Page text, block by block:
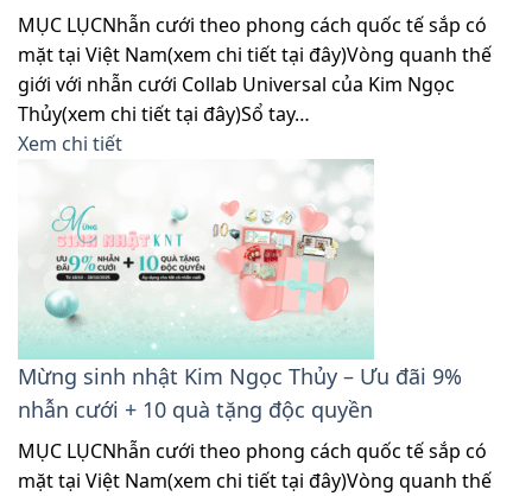
MỤC LỤCNhẫn cưới theo phong cách quốc tế sắp có
mặt tại Việt Nam(xem chi tiết tại đây)Vòng quanh thế
giới với nhẫn cưới Collab Universal của Kim Ngọc
Thủy(xem chi tiết tại đây)Sổ tay…
Xem chi tiết
Mừng sinh nhật Kim Ngọc Thủy – Ưu đãi 9%
nhẫn cưới + 10 quà tặng độc quyền
MỤC LỤCNhẫn cưới theo phong cách quốc tế sắp có
mặt tại Việt Nam(xem chi tiết tại đây)Vòng quanh thế